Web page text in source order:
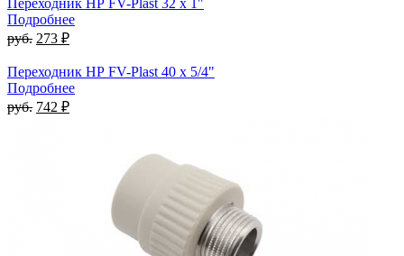
Подробнее
руб. 273 ₽
Переходник НР FV-Plast 40 x 5/4"
Подробнее
руб. 742 ₽